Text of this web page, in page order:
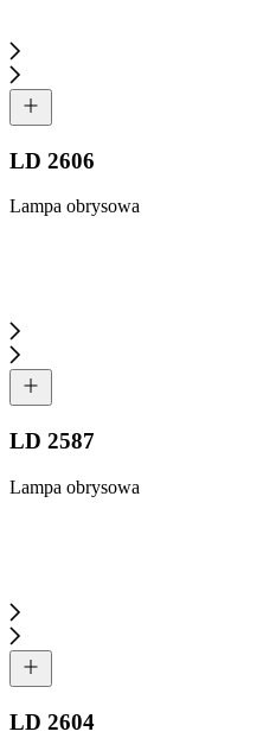
LD 2606
Lampa obrysowa
LD 2587
Lampa obrysowa
LD 2604